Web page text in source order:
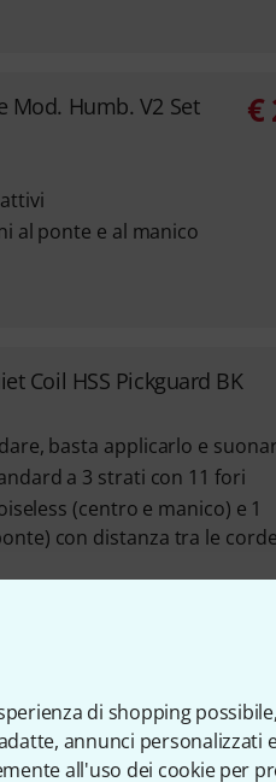
di shopping
annunci personalizzati
all'uso dei cookie per
Mod. Humb. V2 Set
al ponte e al manico
€
Coil HSS Pickguard BK
basta applicarlo e
a 3 strati con 11 fori
(centro e manico) e 1
con distanza tra le